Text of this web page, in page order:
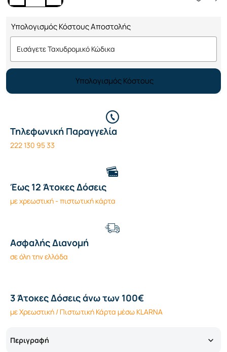
Υπολογισμός Κόστους Αποστολής
Υπολογισμός Κόστους
Τηλεφωνική Παραγγελία
222 130 95 33
Έως 12 Άτοκες Δόσεις
με χρεωστική - πιστωτική κάρτα
Ασφαλής Διανομή
σε όλη την ελλάδα
3 Άτοκες Δόσεις άνω των 100€
με Χρεωστική / Πιστωτική Κάρτα μέσω KLARNA
Περιγραφή